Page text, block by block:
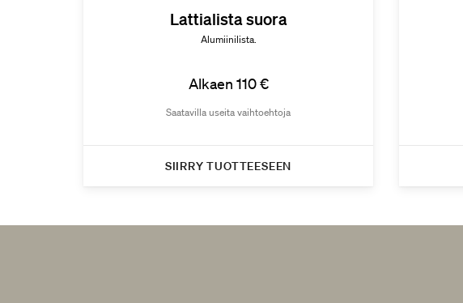
Lattialista suora
Alumiinilista.
Alkaen 110 €
Saatavilla useita vaihtoehtoja
SIIRRY TUOTTEESEEN